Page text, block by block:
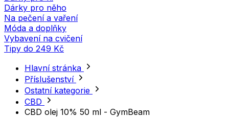
Dárky pro něho
Na pečení a vaření
Móda a doplňky
Vybavení na cvičení
Tipy do 249 Kč
Hlavní stránka
Příslušenství
Ostatní kategorie
CBD
CBD olej 10% 50 ml - GymBeam